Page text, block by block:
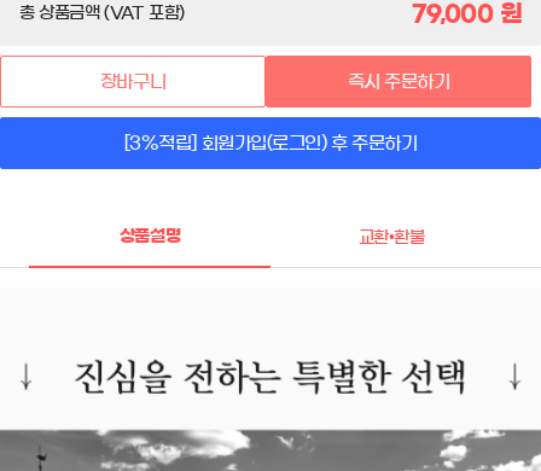
총 상품금액 (VAT 포함) 79,000원
장바구니 즉시 주문하기
[3%적립] 회원가입(로그인) 후 주문하기
상품설명 교환•환불